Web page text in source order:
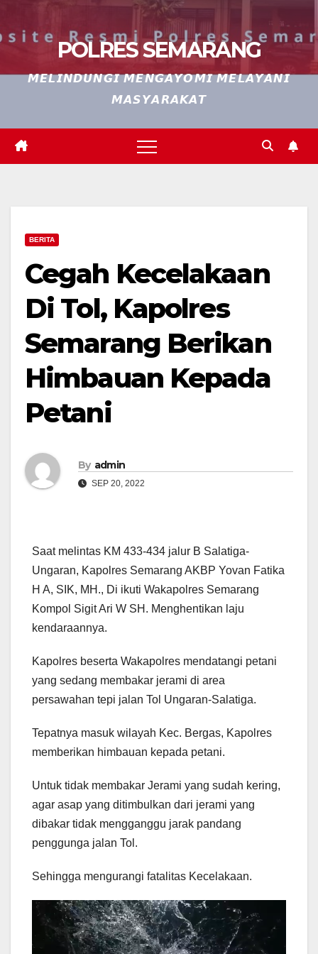
POLRES SEMARANG
𝙈𝙀𝙇𝙄𝙉𝘿𝙐𝙉𝙂𝙄 𝙈𝙀𝙉𝙂𝘼𝙔𝙊𝙈𝙄 𝙈𝙀𝙇𝘼𝙔𝘼𝙉𝙄
𝙈𝘼𝙎𝙔𝘼𝙍𝘼𝙆𝘼𝙏
BERITA
Cegah Kecelakaan
Di Tol, Kapolres
Semarang Berikan
Himbauan Kepada
Petani
By admin
SEP 20, 2022
Saat melintas KM 433-434 jalur B Salatiga-
Ungaran, Kapolres Semarang AKBP Yovan Fatika
H A, SIK, MH., Di ikuti Wakapolres Semarang
Kompol Sigit Ari W SH. Menghentikan laju
kendaraannya.
Kapolres beserta Wakapolres mendatangi petani
yang sedang membakar jerami di area
persawahan tepi jalan Tol Ungaran-Salatiga.
Tepatnya masuk wilayah Kec. Bergas, Kapolres
memberikan himbauan kepada petani.
Untuk tidak membakar Jerami yang sudah kering,
agar asap yang ditimbulkan dari jerami yang
dibakar tidak mengganggu jarak pandang
penggunga jalan Tol.
Sehingga mengurangi fatalitas Kecelakaan.